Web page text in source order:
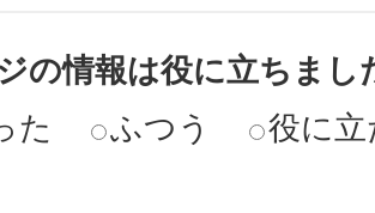
の情報は役に立ちまし
た
ふつう 役に